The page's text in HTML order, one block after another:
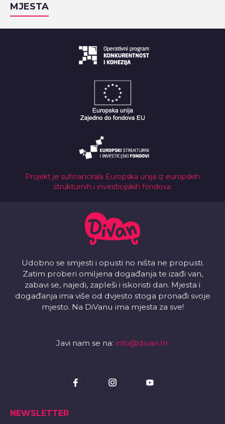
MJESTA
Projekt je sufinancirala Europska unija iz europskih
strukturnih i investicijskih fondova.
Udobno se smjesti i opusti no ništa ne propusti.
Zatim proberi omiljena događanja te izađi van,
zabavi se, najedi, zapleši i iskoristi dan. Mjesta i
događanja ima više od dvjesto stoga pronađi svoje
mjesto. Na DiVanu ima mjesta za sve!
Javi nam se na: info@divan.hr
NEWSLETTER